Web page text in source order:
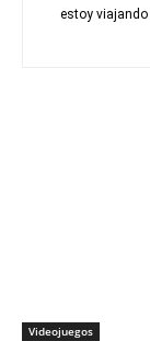
estoy viajando
Videojuegos